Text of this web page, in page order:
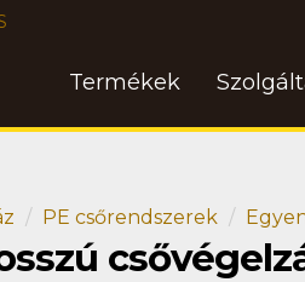
Termékek
PE csőrendszerek